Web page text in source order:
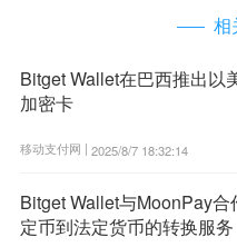
相
Bitget Wallet在巴西推出以
加密卡
移动支付网 | 2025/8/7 18:32:14
Bitget Wallet与MoonPay合
定币到法定货币的转换服务